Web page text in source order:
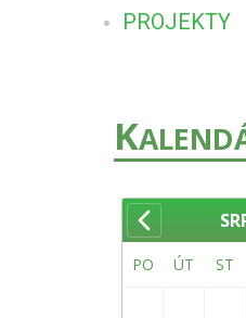
PROJEKTY
K
PO ÚT ST